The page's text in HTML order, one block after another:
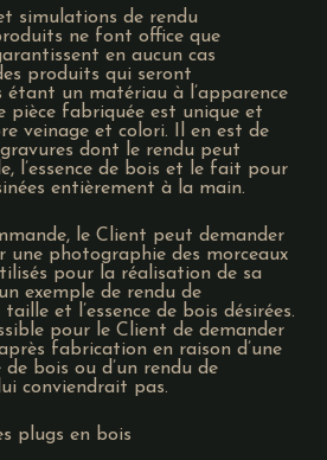
simulations de rendu
ne font office que
en aucun cas
produits qui seront
étant un matériau à l’apparence
pièce fabriquée est unique et
veinage et colori. Il en est de
dont le rendu peut
l’essence de bois et le fait pour
entièrement à la main.
le Client peut demander
une photographie des morceaux
pour la réalisation de sa
exemple de rendu de
et l’essence de bois désirées.
pour le Client de demander
fabrication en raison d’une
bois ou d’un rendu de
conviendrait pas.
plugs en bois